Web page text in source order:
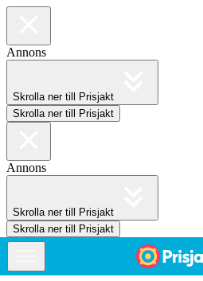
Annons
Skrolla ner till Prisjakt
Skrolla ner till Prisjakt
Annons
Skrolla ner till Prisjakt
Skrolla ner till Prisjakt